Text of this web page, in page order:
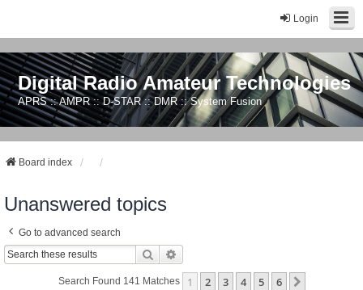
Login
Digital Radio Amateur Technologies
APRS :: AMPR :: D-STAR :: DMR :: System Fusion
Board index
Unanswered topics
Go to advanced search
Search
Search Found 141 Matches 1 2 3 4 5 6